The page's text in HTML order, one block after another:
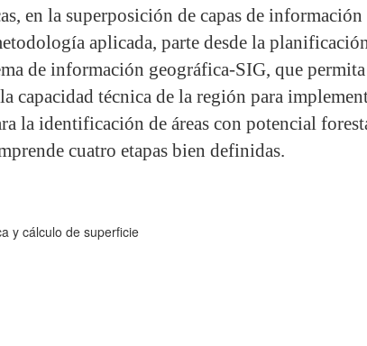
en la superposición de capas de información
aplicada, parte desde la
de información geográfica-SIG, que permita
capacidad técnica de la región para
la identificación de áreas con potencial
cuatro etapas bien definidas.
y cálculo de superficie